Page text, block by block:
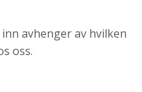
avhenger av hvilken
oss.